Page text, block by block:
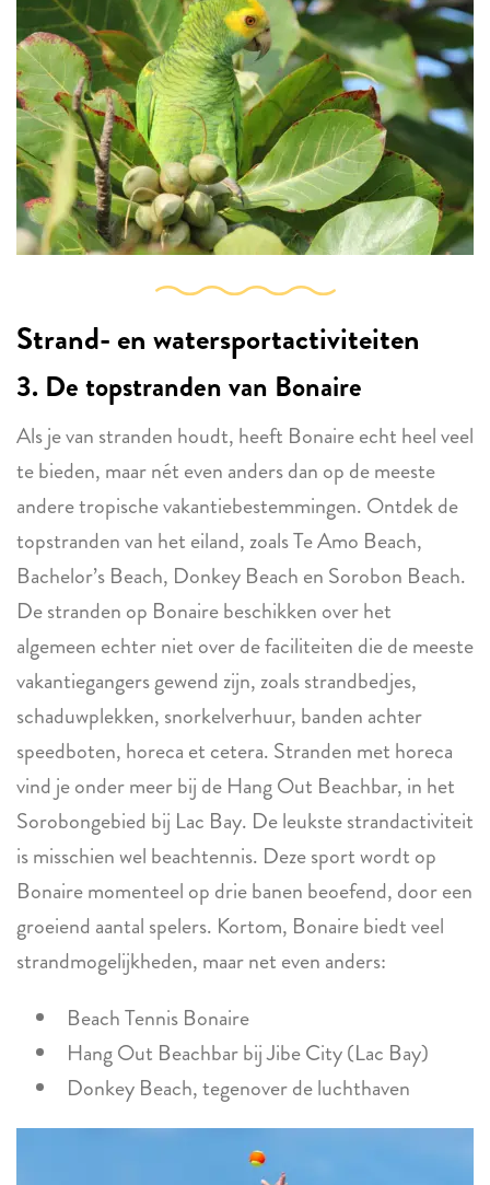
Strand- en watersportactiviteiten
3. De topstranden van Bonaire
Als je van stranden houdt, heeft Bonaire echt heel veel
te bieden, maar nét even anders dan op de meeste
andere tropische vakantiebestemmingen. Ontdek de
topstranden van het eiland, zoals Te Amo Beach,
Bachelor’s Beach, Donkey Beach en Sorobon Beach.
De stranden op Bonaire beschikken over het
algemeen echter niet over de faciliteiten die de meeste
vakantiegangers gewend zijn, zoals strandbedjes,
schaduwplekken, snorkelverhuur, banden achter
speedboten, horeca et cetera. Stranden met horeca
vind je onder meer bij de Hang Out Beachbar, in het
Sorobongebied bij Lac Bay. De leukste strandactiviteit
is misschien wel beachtennis. Deze sport wordt op
Bonaire momenteel op drie banen beoefend, door een
groeiend aantal spelers. Kortom, Bonaire biedt veel
strandmogelijkheden, maar net even anders:
Beach Tennis Bonaire
Hang Out Beachbar bij Jibe City (Lac Bay)
Donkey Beach, tegenover de luchthaven